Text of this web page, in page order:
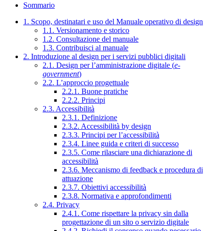
Sommario
1. Scopo, destinatari e uso del Manuale operativo di design
1.1. Versionamento e storico
1.2. Consultazione del manuale
1.3. Contribuisci al manuale
2. Introduzione al design per i servizi pubblici digitali
2.1. Design per l’amministrazione digitale (e-
government)
2.2. L’approccio progettuale
2.2.1. Buone pratiche
2.2.2. Principi
2.3. Accessibilità
2.3.1. Definizione
2.3.2. Accessibilità by design
2.3.3. Principi per l’accessibilità
2.3.4. Linee guida e criteri di successo
2.3.5. Come rilasciare una dichiarazione di
accessibilità
2.3.6. Meccanismo di feedback e procedura di
attuazione
2.3.7. Obiettivi accessibilità
2.3.8. Normativa e approfondimenti
2.4. Privacy
2.4.1. Come rispettare la privacy sin dalla
progettazione di un sito o servizio digitale